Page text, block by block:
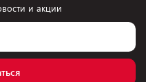
и акции